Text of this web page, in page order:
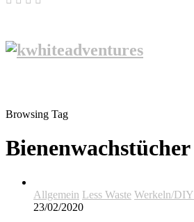
Browsing Tag
Bienenwachstücher
Allgemein Less Waste Werkeln/DIY
23/02/2020